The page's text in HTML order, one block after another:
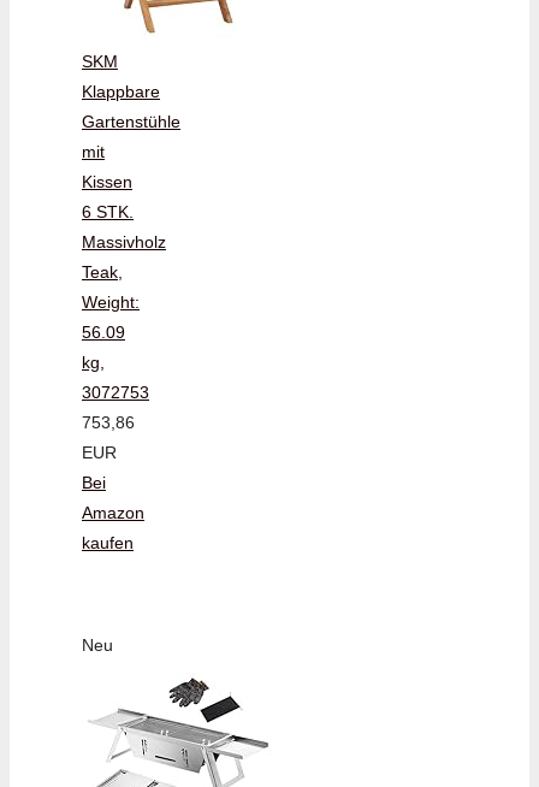
SKM
Klappbare
Gartenstühle
mit
Kissen
6 STK.
Massivholz
Teak,
Weight:
56.09
kg,
3072753
753,86
EUR
Bei
Amazon
kaufen
Neu